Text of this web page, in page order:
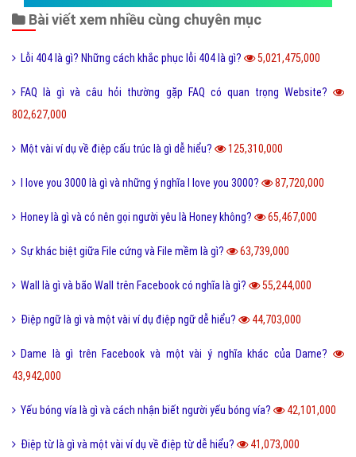
Bài viết xem nhiều cùng chuyên mục
Lỗi 404 là gì? Những cách khắc phục lỗi 404 là gì? 5,021,475,000
FAQ là gì và câu hỏi thường gặp FAQ có quan trọng Website?
802,627,000
Một vài ví dụ về điệp cấu trúc là gì dễ hiểu? 125,310,000
I love you 3000 là gì và những ý nghĩa I love you 3000? 87,720,000
Honey là gì và có nên gọi người yêu là Honey không? 65,467,000
Sự khác biệt giữa File cứng và File mềm là gì? 63,739,000
Wall là gì và bão Wall trên Facebook có nghĩa là gì? 55,244,000
Điệp ngữ là gì và một vài ví dụ điệp ngữ dễ hiểu? 44,703,000
Dame là gì trên Facebook và một vài ý nghĩa khác của Dame?
43,942,000
Yếu bóng vía là gì và cách nhận biết người yếu bóng vía? 42,101,000
Điệp từ là gì và một vài ví dụ về điệp từ dễ hiểu? 41,073,000